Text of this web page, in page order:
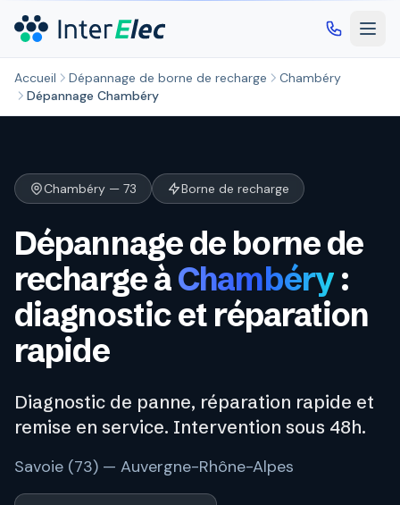
Accueil Dépannage de borne de recharge
Chambéry
Dépannage Chambéry
Chambéry — 73 Borne de recharge
Dépannage de borne de
recharge àChambéry:
diagnostic et réparation
rapide
Diagnostic de panne, réparation rapide et
remise en service. Intervention sous 48h.
Savoie (73) — Auvergne-Rhône-Alpes